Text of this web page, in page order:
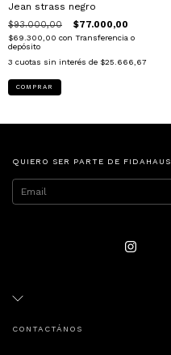
Jean strass negro
$93.000,00 $77.000,00
$69.300,00 con Transferencia o
depósito
3 cuotas sin interés de $25.666,67
COMPRAR
QUIERO SER PARTE DE FIDAHAUS
CONTACTÁNOS